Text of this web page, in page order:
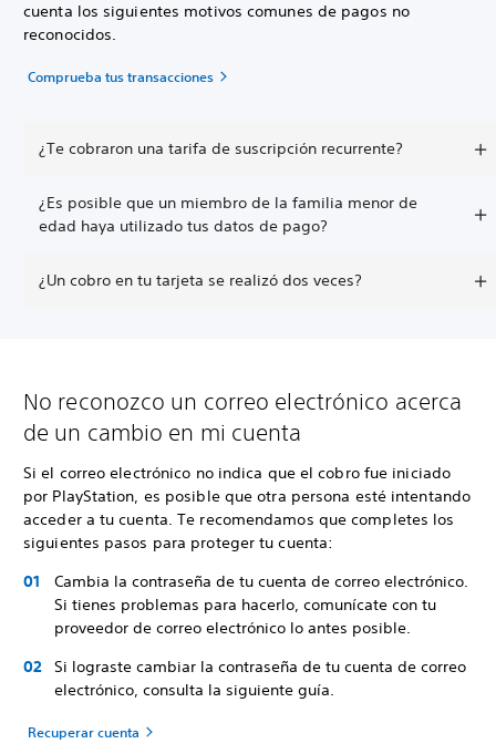
cuenta los siguientes motivos comunes de pagos no
reconocidos.
Comprueba tus transacciones
¿Te cobraron una tarifa de suscripción recurrente?
¿Es posible que un miembro de la familia menor de
edad haya utilizado tus datos de pago?
¿Un cobro en tu tarjeta se realizó dos veces?
No reconozco un correo electrónico acerca
de un cambio en mi cuenta
Si el correo electrónico no indica que el cobro fue iniciado
por PlayStation, es posible que otra persona esté intentando
acceder a tu cuenta. Te recomendamos que completes los
siguientes pasos para proteger tu cuenta:
Cambia la contraseña de tu cuenta de correo electrónico.
Si tienes problemas para hacerlo, comunícate con tu
proveedor de correo electrónico lo antes posible.
Si lograste cambiar la contraseña de tu cuenta de correo
electrónico, consulta la siguiente guía.
Recuperar cuenta